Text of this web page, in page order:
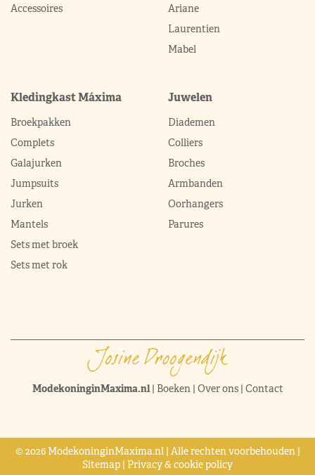
Accessoires
Ariane
Laurentien
Mabel
Kledingkast Máxima
Broekpakken
Complets
Galajurken
Jumpsuits
Jurken
Mantels
Sets met broek
Sets met rok
Juwelen
Diademen
Colliers
Broches
Armbanden
Oorhangers
Parures
ModekoninginMaxima.nl| Boeken| Over ons| Contact
© 2026 ModekoninginMaxima.nl | Alle rechten voorbehouden |
Sitemap | Privacy & cookie policy